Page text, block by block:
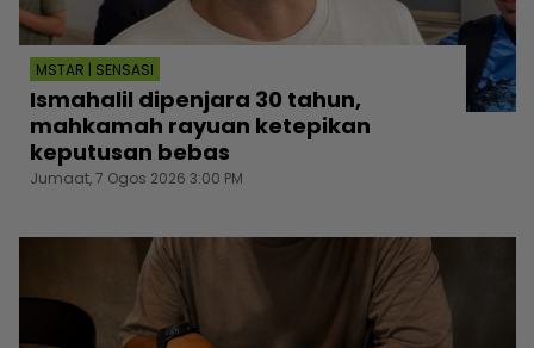
MSTAR | SENSASI
Ismahalil dipenjara 30 tahun,
mahkamah rayuan ketepikan
keputusan bebas
Jumaat, 7 Ogos 2026 3:00 PM